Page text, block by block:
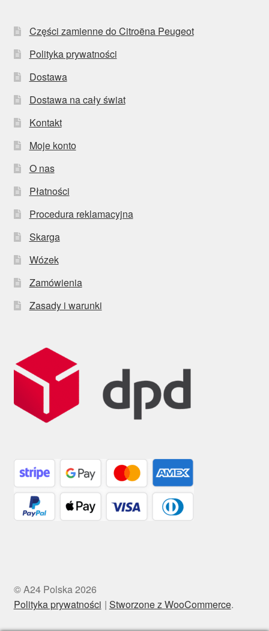
Części zamienne do Citroëna Peugeot
Polityka prywatności
Dostawa
Dostawa na cały świat
Kontakt
Moje konto
O nas
Płatności
Procedura reklamacyjna
Skarga
Wózek
Zamówienia
Zasady i warunki
© A24 Polska 2026
Polityka prywatności
Stworzone z WooCommerce.